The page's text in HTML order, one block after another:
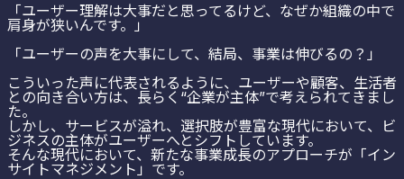
「ユーザー理解は大事だと思ってるけど、なぜか組織の中で
肩身が狭いんです。」
「ユーザーの声を大事にして、結局、事業は伸びるの？」
こういった声に代表されるように、ユーザーや顧客、生活者
との向き合い方は、長らく“企業が主体”で考えられてきまし
た。
しかし、サービスが溢れ、選択肢が豊富な現代において、ビ
ジネスの主体がユーザーへとシフトしています。
そんな現代において、新たな事業成長のアプローチが「イン
サイトマネジメント」です。